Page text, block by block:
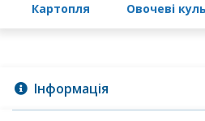
картопля овочеві
Інформація